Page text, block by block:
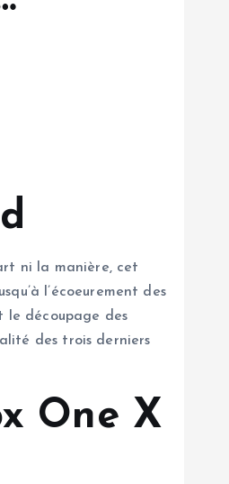
ni la manière, cet
l’écoeurement des
le découpage des
des trois derniers
One X